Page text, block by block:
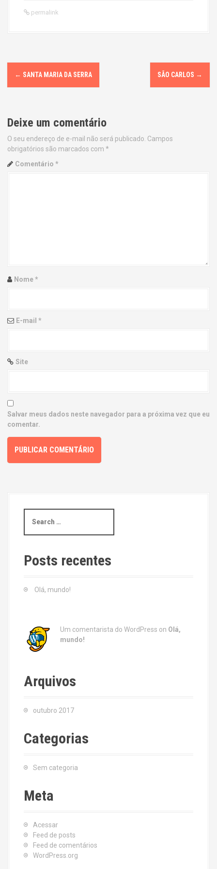
permalink
P
o
t
n
a
i
n
← SANTA MARIA DA SERRA SÃO CARLOS →
Deixe um comentário
O seu endereço de e-mail não será publicado. Campos
obrigatórios são marcados com *
Comentário *
Nome*
E-mail *
Site
Salvar meus dados neste navegador para a próxima vez que eu
comentar.
a
c
h
Posts recentes
Olá, mundo!
Um comentarista do WordPress on Olá,
mundo!
Arquivos
outubro 2017
Categorias
Sem categoria
Meta
Acessar
Feed de posts
Feed de comentários
WordPress.org